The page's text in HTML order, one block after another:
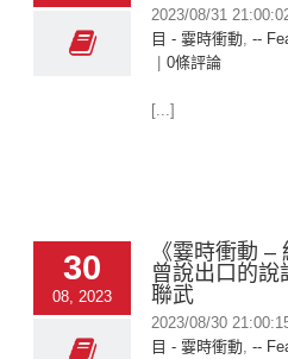
2023/08/31
目 - 霎時衝動, --
0條評論
[...]
30
08, 2023
《霎時衝動 –
曾說出口的說
聯武
2023/08/30
目 - 霎時衝動, --